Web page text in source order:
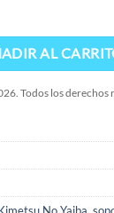
AL
Todos los derechos